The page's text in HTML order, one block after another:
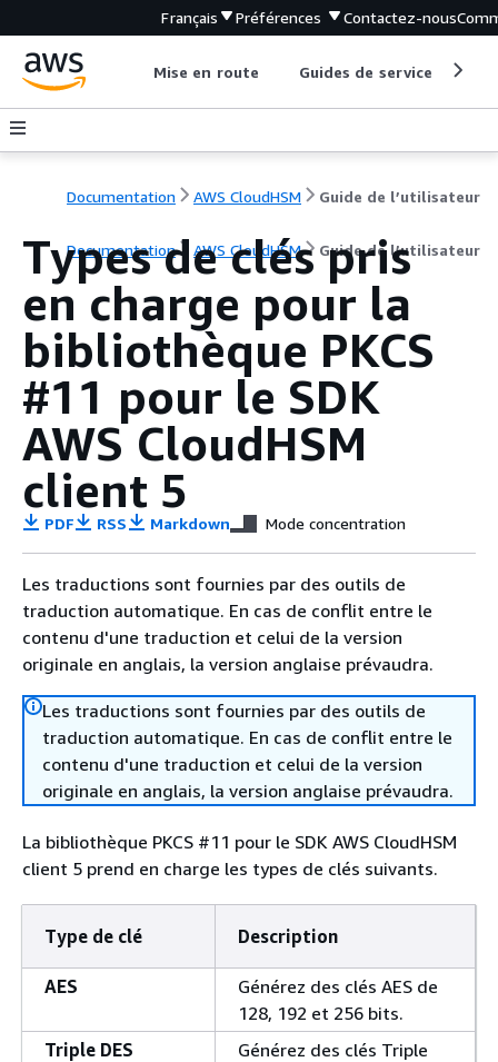
Français Préférences Contactez-nous
Mise en route Guides de service
Documentation AWS CloudHSM Guide de l’utilisateur
Documentation AWS CloudHSM Guide de l’utilisateur
Types de clés pris
en charge pour la
bibliothèque PKCS
#11 pour le SDK
AWS CloudHSM
client 5
PDF RSS Markdown Mode concentration
Les traductions sont fournies par des outils de
traduction automatique. En cas de conflit entre le
contenu d'une traduction et celui de la version
originale en anglais, la version anglaise prévaudra.
Les traductions sont fournies par des outils de
traduction automatique. En cas de conflit entre le
contenu d'une traduction et celui de la version
originale en anglais, la version anglaise prévaudra.
La bibliothèque PKCS #11 pour le SDK AWS CloudHSM
client 5 prend en charge les types de clés suivants.
Type de clé Description
AES
Générez des clés AES de
128, 192 et 256 bits.
Triple DES
Générez des clés Triple